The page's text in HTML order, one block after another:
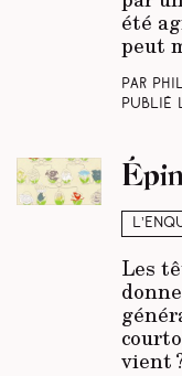
été
peut
Par
Publié
Les
vient